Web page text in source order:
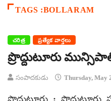
TAGS :BOLLARAM
చరిత్ర ప్రత్యేక వార్తలు
ప్రొద్దుటూరు
సంపాదకుడు Thursday, May
ప్రొద్దుటూరు :